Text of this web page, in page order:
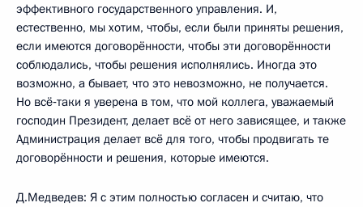
эффективного государственного управления. И,
естественно, мы хотим, чтобы, если были приняты решения,
если имеются договорённости, чтобы эти договорённости
соблюдались, чтобы решения исполнялись. Иногда это
возможно, а бывает, что это невозможно, не получается.
Но всё‑таки я уверена в том, что мой коллега, уважаемый
господин Президент, делает всё от него зависящее, и также
Администрация делает всё для того, чтобы продвигать те
договорённости и решения, которые имеются.
Д.Медведев: Я с этим полностью согласен и считаю, что